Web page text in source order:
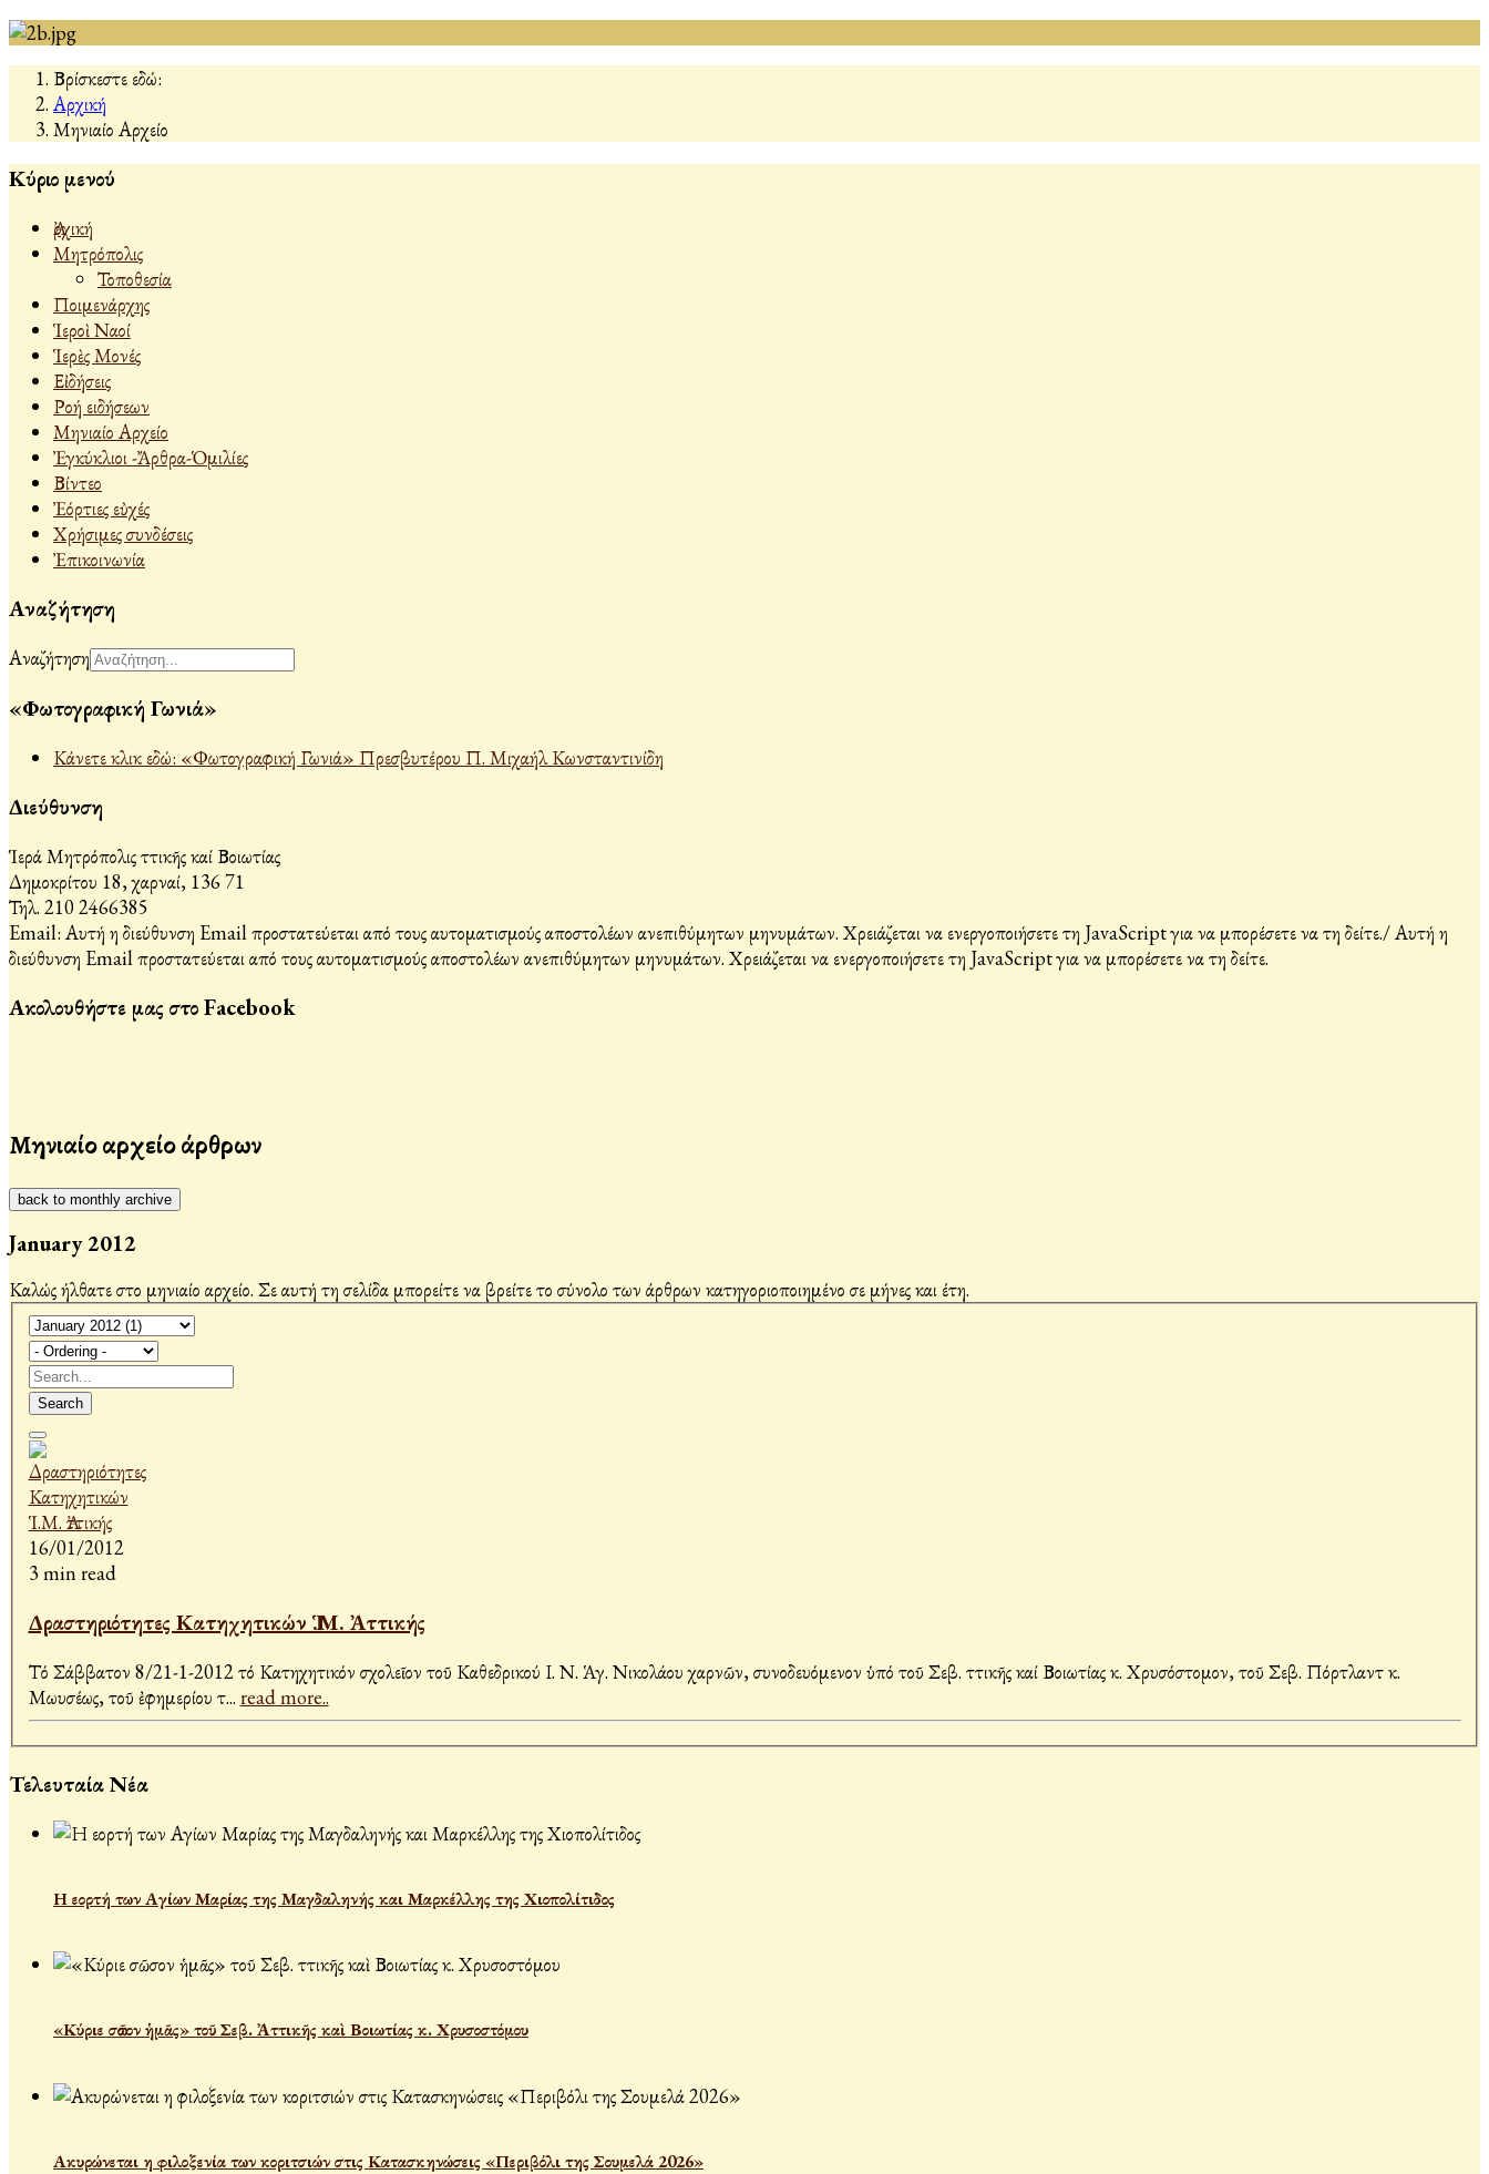
Βρίσκεστε εδώ:
Αρχική
Μηνιαίο Αρχείο
Κύριο μενού
Ἀρχική
Μητρόπολις
Τοποθεσία
Ποιμενάρχης
Ἱεροὶ Ναοί
Ἱερὲς Μονές
Εἰδήσεις
Ροή ειδήσεων
Μηνιαίο Αρχείο
Ἐγκύκλιοι -Ἄρθρα-Ὁμιλίες
Βίντεο
Ἐόρτιες εὐχές
Χρήσιμες συνδέσεις
Ἐπικοινωνία
Αναζήτηση
Αναζήτηση
«Φωτογραφική Γωνιά»
Κάνετε κλικ εδώ: «Φωτογραφική Γωνιά» Πρεσβυτέρου Π. Μιχαήλ Κωνσταντινίδη
Διεύθυνση
Ἱερά Μητρόπολις Ἀττικῆς καί Βοιωτίας
Δημοκρίτου 18, Ἀχαρναί, 136 71
Τηλ. 210 2466385
Email: Αυτή η διεύθυνση Email προστατεύεται από τους αυτοματισμούς αποστολέων ανεπιθύμητων μηνυμάτων. Χρειάζεται να ενεργοποιήσετε τη JavaScript για να μπορέσετε να τη δείτε./Αυτή η
διεύθυνση Email προστατεύεται από τους αυτοματισμούς αποστολέων ανεπιθύμητων μηνυμάτων. Χρειάζεται να ενεργοποιήσετε τη JavaScript για να μπορέσετε να τη δείτε.
Ακολουθήστε μας στο Facebook
Μηνιαίο αρχείο άρθρων
back to monthly archive
January 2012
Καλώς ήλθατε στο μηνιαίο αρχείο. Σε αυτή τη σελίδα μπορείτε να βρείτε το σύνολο των άρθρων κατηγοριοποιημένο σε μήνες και έτη.
Search
16/01/2012
3 min read
Δραστηριότητες Κατηχητικών Ἱ.Μ. Ἀττικής
Τό Σάββατον 8/21-1-2012 τό Κατηχητικόν σχολεῖον τοῦ Καθεδρικού Ι. Ν. Ἁγ. Νικολάου Ἀχαρνῶν, συνοδευόμενον ὑπό τοῦ Σεβ. Ἀττικῆς καί Βοιωτίας κ. Χρυσόστομον, τοῦ Σεβ. Πόρτλαντ κ.
Μωυσέως, τοῦ ἐφημερίου τ... read more..
Τελευταία Νέα
Η εορτή των Αγίων Μαρίας της Μαγδαληνής και Μαρκέλλης της Χιοπολίτιδος
«Κύριε σῶσον ἡμᾶς» τοῦ Σεβ. Ἀττικῆς καὶ Βοιωτίας κ. Χρυσοστόμου
Ακυρώνεται η φιλοξενία των κοριτσιών στις Κατασκηνώσεις «Περιβόλι της Σουμελά 2026»